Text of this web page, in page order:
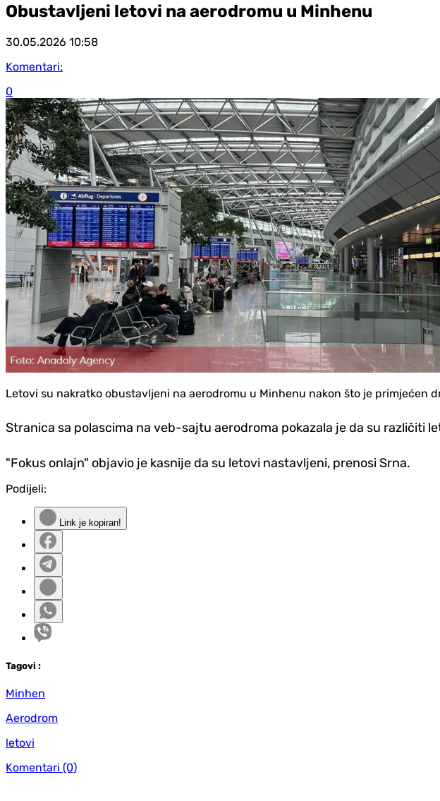
Obustavljeni letovi na aerodromu u Minhenu
30.05.2026 10:58
Komentari:
0
Letovi su nakratko obustavljeni na aerodromu u Minhenu nakon što je primjećen
Stranica sa polascima na veb-sajtu aerodroma pokazala je da su različiti
"Fokus onlajn" objavio je kasnije da su letovi nastavljeni, prenosi Srna.
Podijeli:
Link je kopiran!
Tagovi :
Minhen
Aerodrom
letovi
Komentari (0)